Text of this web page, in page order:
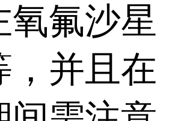
氧氟沙星
，并且在